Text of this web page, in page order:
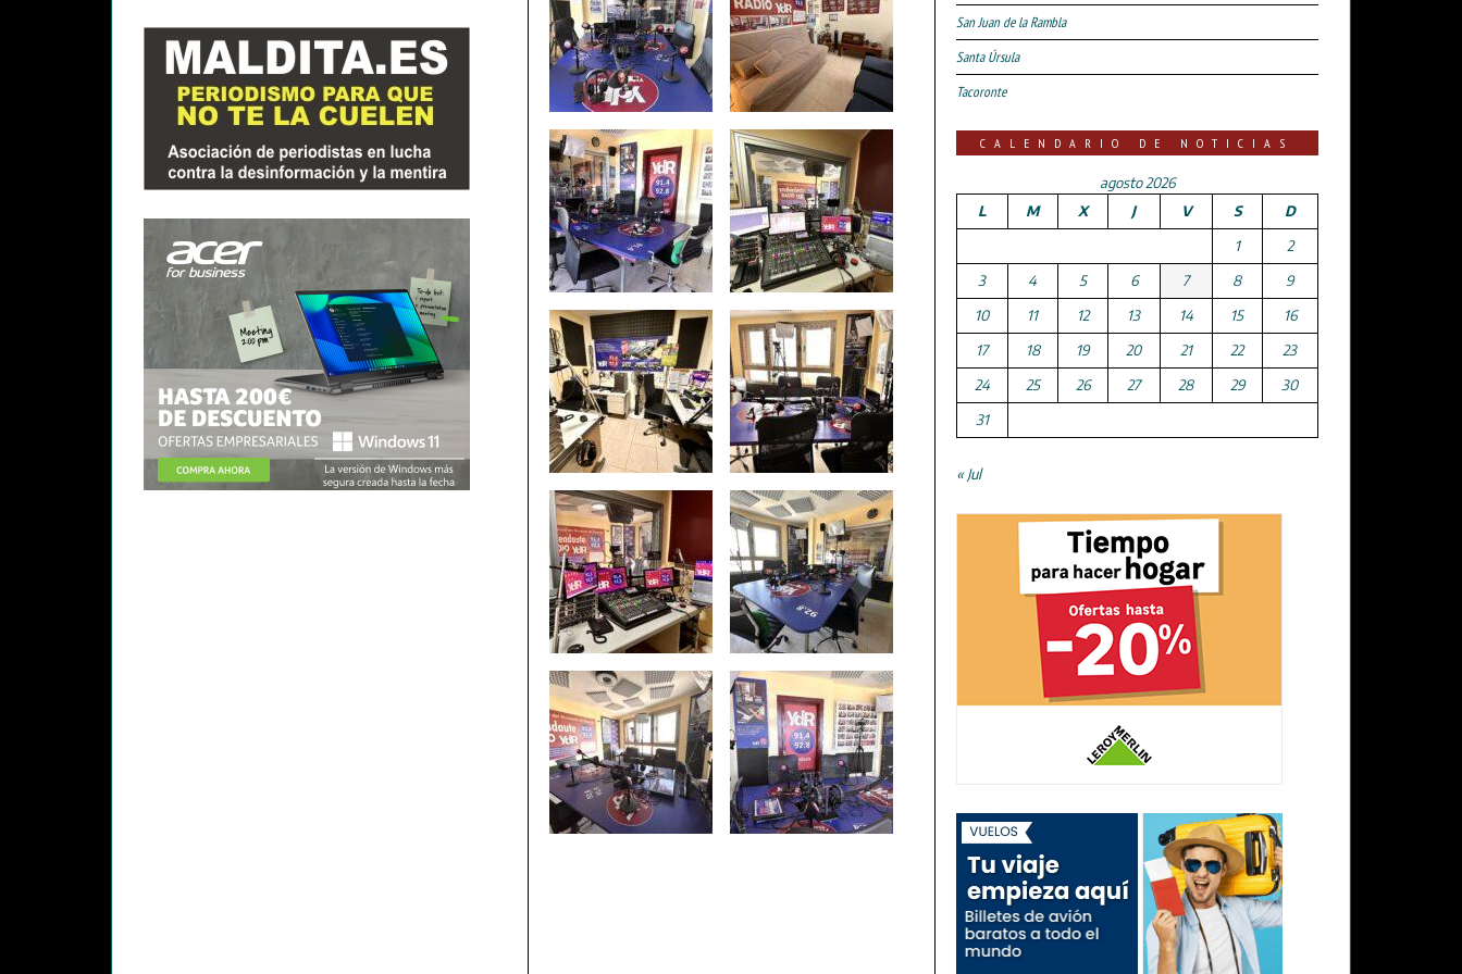
San Juan de la Rambla
Santa Úrsula
Tacoronte
CALENDARIO DE NOTICIAS
agosto 2026
L
M X J V S
D
1
2
3
4 5 6 7 8
9
10
11 12 13 14 15
16
17
18 19 20 21 22
23
24
25 26 27 28 29
30
31
« Jul